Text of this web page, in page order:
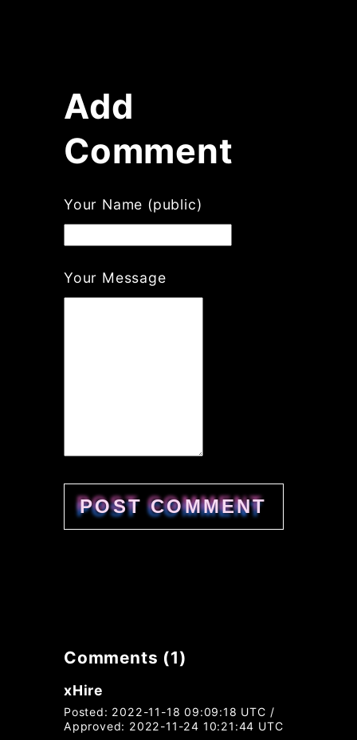
Add
Comment
Your Name (public)
Your Message
Comments (1)
xHire
Posted: 2022-11-18 09:09:18 UTC /
Approved: 2022-11-24 10:21:44 UTC